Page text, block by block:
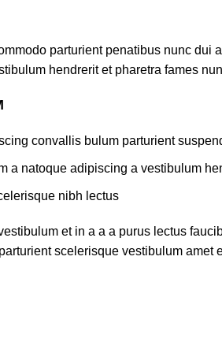
parturient penatibus nunc
hendrerit et pharetra fames
convallis bulum parturient
a natoque adipiscing a vestibulum
nibh lectus.
et in a a a purus lectus
scelerisque vestibulum amet